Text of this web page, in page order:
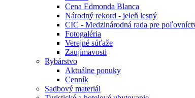
Cena Edmonda Blanca
Národný rekord - jeleň lesný
CIC - Medzinárodná rada pre
Fotogaléria
Verejné súťaže
Zaujímavosti
Rybárstvo
Aktuálne ponuky
Cenník
Sadbový materiál